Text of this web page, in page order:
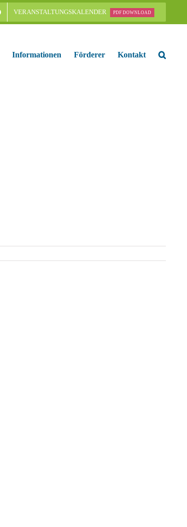
VERANSTALTUNGSKALENDER PDF DOWNLOAD
Informationen Förderer Kontakt